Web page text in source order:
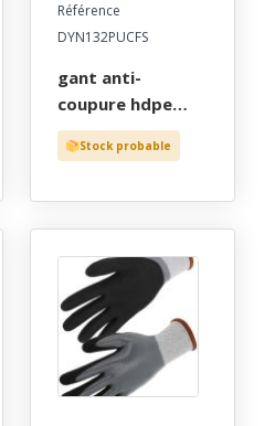
Référence
DYN132PUCFS
gant anti-
coupure hdpe
jauge 13
enduction pu-dex
Stock probable